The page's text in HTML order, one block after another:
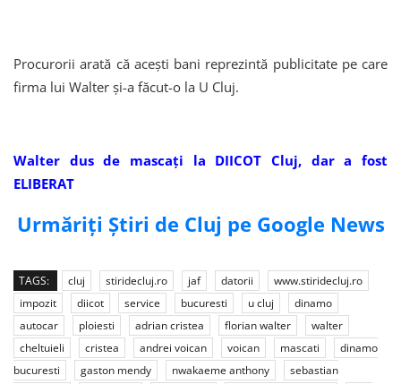
Procurorii arată că acești bani reprezintă publicitate pe care
firma lui Walter și-a făcut-o la U Cluj.
Walter dus de mascați la DIICOT Cluj, dar a fost
ELIBERAT
Urmăriți Știri de Cluj pe Google News
TAGS: cluj stiridecluj.ro jaf datorii
www.stiridecluj.ro
impozit
diicot service bucuresti u cluj
dinamo
autocar
ploiesti adrian cristea florian walter
walter
cheltuieli
cristea andrei voican voican mascati
dinamo
bucuresti
gaston mendy nwakaeme anthony
sebastian